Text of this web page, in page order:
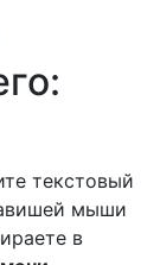
текстовый
мыши
в